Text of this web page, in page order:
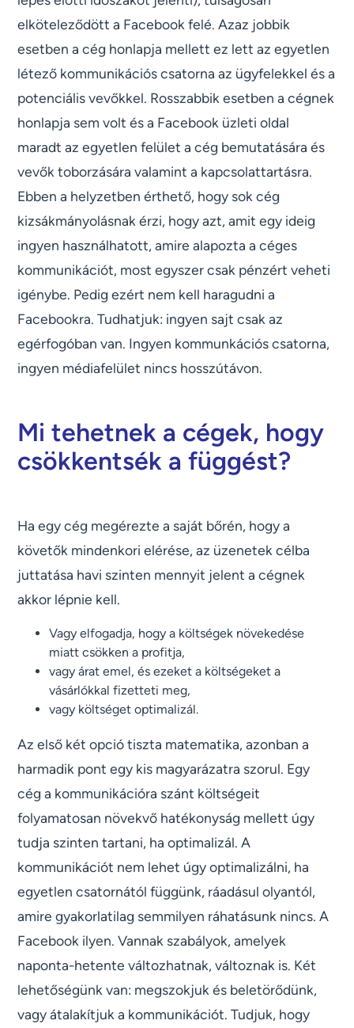
elköteleződött a Facebook felé. Azaz jobbik
esetben a cég honlapja mellett ez lett az egyetlen
létező kommunikációs csatorna az ügyfelekkel és a
potenciális vevőkkel. Rosszabbik esetben a cégnek
honlapja sem volt és a Facebook üzleti oldal
maradt az egyetlen felület a cég bemutatására és
vevők toborzására valamint a kapcsolattartásra.
Ebben a helyzetben érthető, hogy sok cég
kizsákmányolásnak érzi, hogy azt, amit egy ideig
ingyen használhatott, amire alapozta a céges
kommunikációt, most egyszer csak pénzért veheti
igénybe. Pedig ezért nem kell haragudni a
Facebookra. Tudhatjuk: ingyen sajt csak az
egérfogóban van. Ingyen kommunkációs csatorna,
ingyen médiafelület nincs hosszútávon.
Mi tehetnek a cégek, hogy
csökkentsék a függést?
Ha egy cég megérezte a saját bőrén, hogy a
követők mindenkori elérése, az üzenetek célba
juttatása havi szinten mennyit jelent a cégnek
akkor lépnie kell.
Vagy elfogadja, hogy a költségek növekedése
miatt csökken a profitja,
vagy árat emel, és ezeket a költségeket a
vásárlókkal fizetteti meg,
vagy költséget optimalizál.
Az első két opció tiszta matematika, azonban a
harmadik pont egy kis magyarázatra szorul. Egy
cég a kommunikációra szánt költségeit
folyamatosan növekvő hatékonyság mellett úgy
tudja szinten tartani, ha optimalizál. A
kommunikációt nem lehet úgy optimalizálni, ha
egyetlen csatornától függünk, ráadásul olyantól,
amire gyakorlatilag semmilyen ráhatásunk nincs. A
Facebook ilyen. Vannak szabályok, amelyek
naponta-hetente változhatnak, változnak is. Két
lehetőségünk van: megszokjuk és beletörődünk,
vagy átalakítjuk a kommunikációt. Tudjuk, hogy